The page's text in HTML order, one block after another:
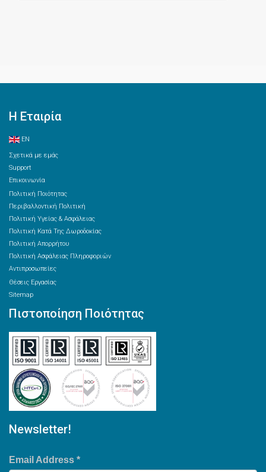
Η Εταιρία
EN
Σχετικά με εμάς
Support
Επικοινωνία
Πολιτική Ποιότητας
Περιβαλλοντική Πολιτική
Πολιτική Υγείας & Ασφάλειας
Πολιτική Κατά Της Δωροδοκίας
Πολιτική Απορρήτου
Πολιτική Ασφάλειας Πληροφοριών
Αντιπροσωπείες
Θέσεις Εργασίας
Sitemap
Πιστοποίηση Ποιότητας
Newsletter!
Email Address *